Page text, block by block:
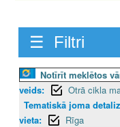
☰ Filtri
Notīrīt meklētos
veids:
Otrā cikla
Tematiskā joma
vieta:
Rīga